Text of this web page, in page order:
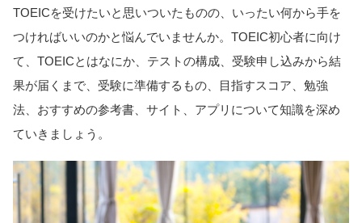
TOEICを受けたいと思いついたものの、いったい何から手を
つければいいのかと悩んでいませんか。TOEIC初心者に向け
て、TOEICとはなにか、テストの構成、受験申し込みから結
果が届くまで、受験に準備するもの、目指すスコア、勉強
法、おすすめの参考書、サイト、アプリについて知識を深め
ていきましょう。